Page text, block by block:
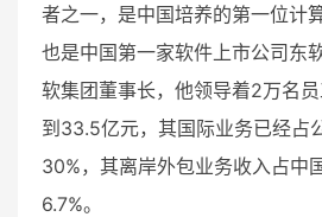
者之一，是中国培养的第一位计
也是中国第一家软件上市公司东
软集团董事长，他领导着2万名
到33.5亿元，其国际业务已经占
30%，其离岸外包业务收入占中
6.7%。